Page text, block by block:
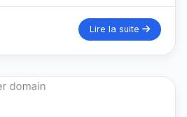
Lire la suite